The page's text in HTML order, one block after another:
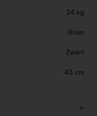
24 kg
Bruin
Zwart
43 cm
+